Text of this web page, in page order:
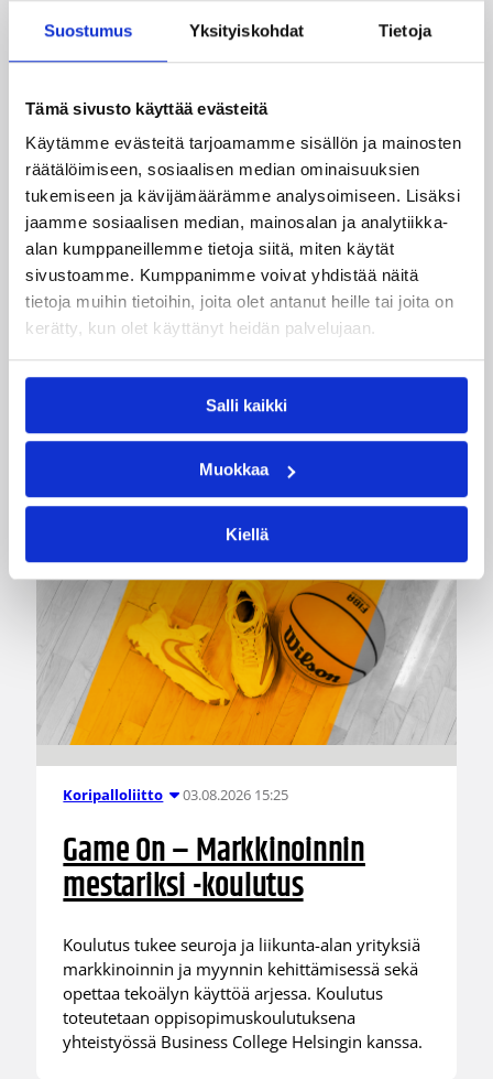
Suostumus Yksityiskohdat Tietoja
Tämä sivusto käyttää evästeitä
Käytämme evästeitä tarjoamamme sisällön ja mainosten
räätälöimiseen, sosiaalisen median ominaisuuksien
tukemiseen ja kävijämäärämme analysoimiseen. Lisäksi
jaamme sosiaalisen median, mainosalan ja analytiikka-
alan kumppaneillemme tietoja siitä, miten käytät
sivustoamme. Kumppanimme voivat yhdistää näitä
tietoja muihin tietoihin, joita olet antanut heille tai joita on
kerätty, kun olet käyttänyt heidän palvelujaan.
Salli kaikki
Muokkaa
Kiellä
Koripalloliitto 04.08.2026 12:00
Miljoona koria! -haaste alkaa
17.8.
Haaste tarjoaa seuroille valmiin konseptin
innostaa mukaan uusia pelaajia ja syventää
yhteistyötä koulujen kanssa.
Koripalloliitto 03.08.2026 15:25
Game On – Markkinoinnin
mestariksi -koulutus
Koulutus tukee seuroja ja liikunta-alan yrityksiä
markkinoinnin ja myynnin kehittämisessä sekä
opettaa tekoälyn käyttöä arjessa. Koulutus
toteutetaan oppisopimuskoulutuksena
yhteistyössä Business College Helsingin kanssa.